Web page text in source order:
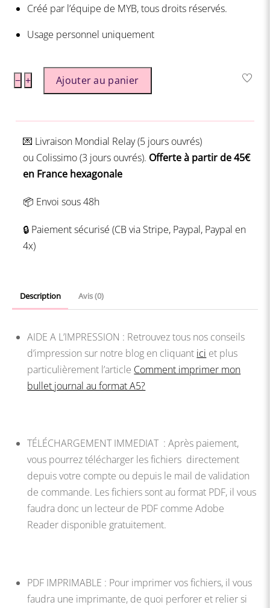
Créé par l’équipe de MYB, tous droits réservés.
Usage personnel uniquement
− quantité
-
à
imprimer
+ Ajouter au panier
💌 Livraison Mondial Relay (5 jours ouvrés)
ou Colissimo (3 jours ouvrés). Offerte à partir de 45€
en France hexagonale
📦 Envoi sous 48h
🔒 Paiement sécurisé (CB via Stripe, Paypal, Paypal en
4x)
Description Avis (0)
AIDE A L’IMPRESSION : Retrouvez tous nos conseils
d’impression sur notre blog en cliquant ici et plus
particulièrement l’article Comment imprimer mon
bullet journal au format A5?
TÉLÉCHARGEMENT IMMEDIAT : Après paiement,
vous pourrez télécharger les fichiers directement
depuis votre compte ou depuis le mail de validation
de commande. Les fichiers sont au format PDF, il vous
faudra donc un lecteur de PDF comme Adobe
Reader disponible gratuitement.
PDF IMPRIMABLE : Pour imprimer vos fichiers, il vous
faudra une imprimante, de quoi perforer et relier si